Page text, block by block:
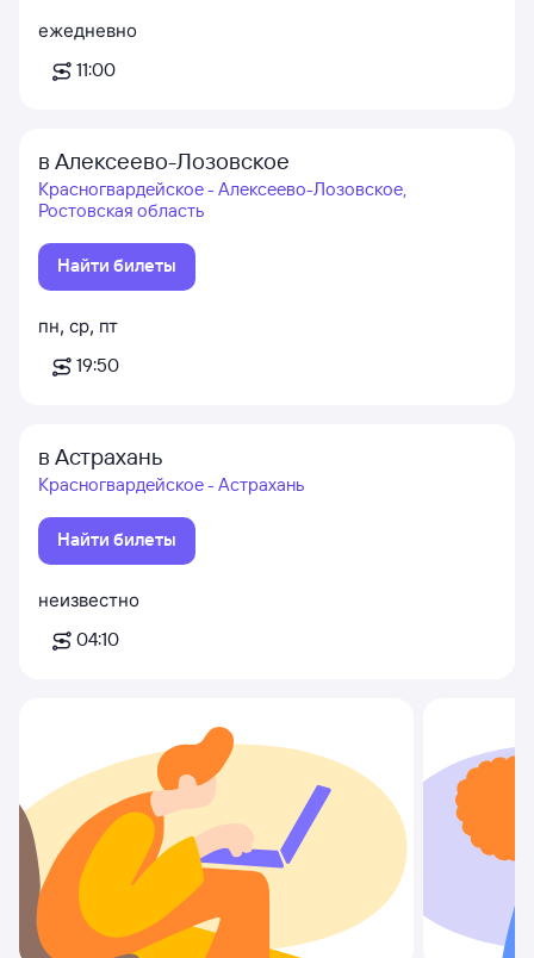
ежедневно
11:00
в Алексеево-Лозовское
Красногвардейское - Алексеево-Лозовское,
Ростовская область
Найти билеты
пн, ср, пт
19:50
в Астрахань
Красногвардейское - Астрахань
Найти билеты
неизвестно
04:10